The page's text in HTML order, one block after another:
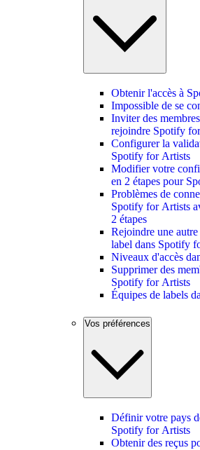
Obtenir l'accès à
Impossible de se
Inviter des
rejoindre Spotify
Configurer la
Spotify for Artists
Modifier votre
en 2 étapes pour
Problèmes de
Spotify for Artists
2 étapes
Rejoindre une
label dans Spotify
Niveaux d'accès
Supprimer des
Spotify for Artists
Équipes de labels
Vos préférences
Définir votre pays
Spotify for Artists
Obtenir des reçus